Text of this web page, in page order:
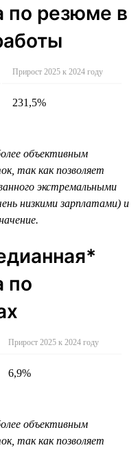
по резюме в
Прирост 2025 к 2024 году
231,5%
объективным
так как позволяет
экстремальными
низкими зарплатами) и
по
Прирост 2025 к 2024 году
6,9%
объективным
так как позволяет